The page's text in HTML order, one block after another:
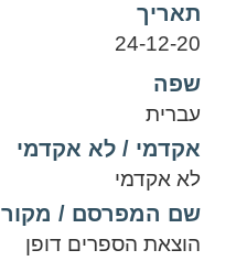
תאריך
24-12-20
שפה
עברית
אקדמי / לא אקדמי
לא אקדמי
שם המפרסם / מקור
הוצאת הספרים דופן